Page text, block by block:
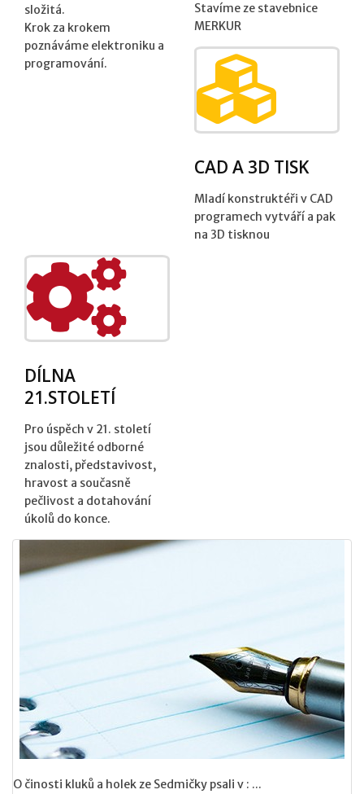
složitá.
Krok za krokem
poznáváme elektroniku a
programování.
Stavíme ze stavebnice
MERKUR
CAD A 3D TISK
Mladí konstruktéři v CAD
programech vytváří a pak
na 3D tisknou
DÍLNA
21.STOLETÍ
Pro úspěch v 21. století
jsou důležité odborné
znalosti, představivost,
hravost a současně
pečlivost a dotahování
úkolů do konce.
O činosti kluků a holek ze Sedmičky psali v : ...